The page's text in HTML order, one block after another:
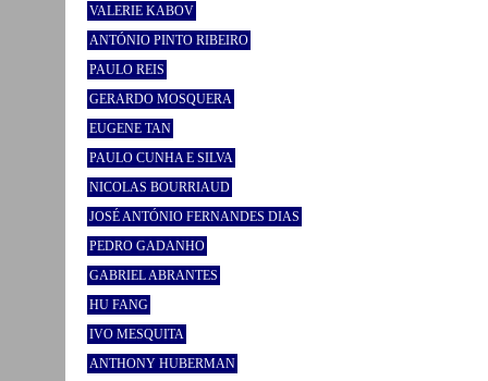
VALERIE KABOV
ANTÓNIO PINTO RIBEIRO
PAULO REIS
GERARDO MOSQUERA
EUGENE TAN
PAULO CUNHA E SILVA
NICOLAS BOURRIAUD
JOSÉ ANTÓNIO FERNANDES DIAS
PEDRO GADANHO
GABRIEL ABRANTES
HU FANG
IVO MESQUITA
ANTHONY HUBERMAN